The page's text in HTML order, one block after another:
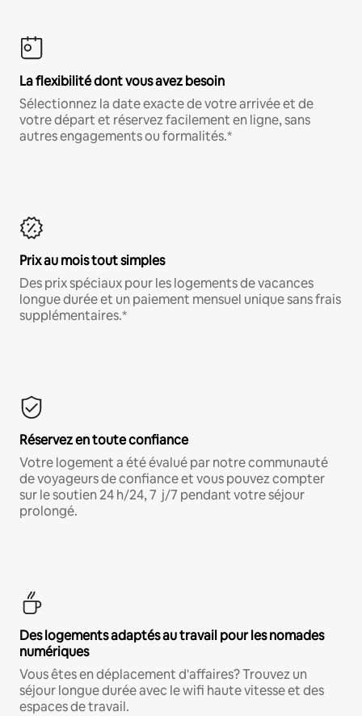
La flexibilité dont vous avez besoin
Sélectionnez la date exacte de votre arrivée et de
votre départ et réservez facilement en ligne, sans
autres engagements ou formalités.*
Prix au mois tout simples
Des prix spéciaux pour les logements de vacances
longue durée et un paiement mensuel unique sans frais
supplémentaires.*
Réservez en toute confiance
Votre logement a été évalué par notre communauté
de voyageurs de confiance et vous pouvez compter
sur le soutien 24 h/24, 7 j/7 pendant votre séjour
prolongé.
Des logements adaptés au travail pour les nomades
numériques
Vous êtes en déplacement d'affaires? Trouvez un
séjour longue durée avec le wifi haute vitesse et des
espaces de travail.